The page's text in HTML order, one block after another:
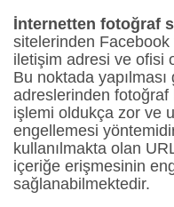
İnternetten fotoğraf
sitelerinden Facebook
iletişim adresi ve ofisi
Bu noktada
adreslerinden fotoğraf
işlemi oldukça zor ve
engellemesi
kullanılmakta olan
içeriğe erişmesinin
sağlanabilmektedir.